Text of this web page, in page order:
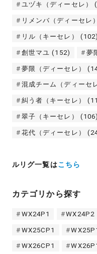
ユヅキ（ディーセレ）
リメンバ（ディーセレ）
リル（キーセレ） (102)
創世マユ (152) 夢
夢限（ディーセレ）
混成チーム（ディーセ
糾う者（キーセレ）
翠子（キーセレ） (106)
花代（ディーセレ）
ルリグ一覧はこちら
カテゴリから探す
WX24P1 WX24P2
WX25CP1
WX26CP1